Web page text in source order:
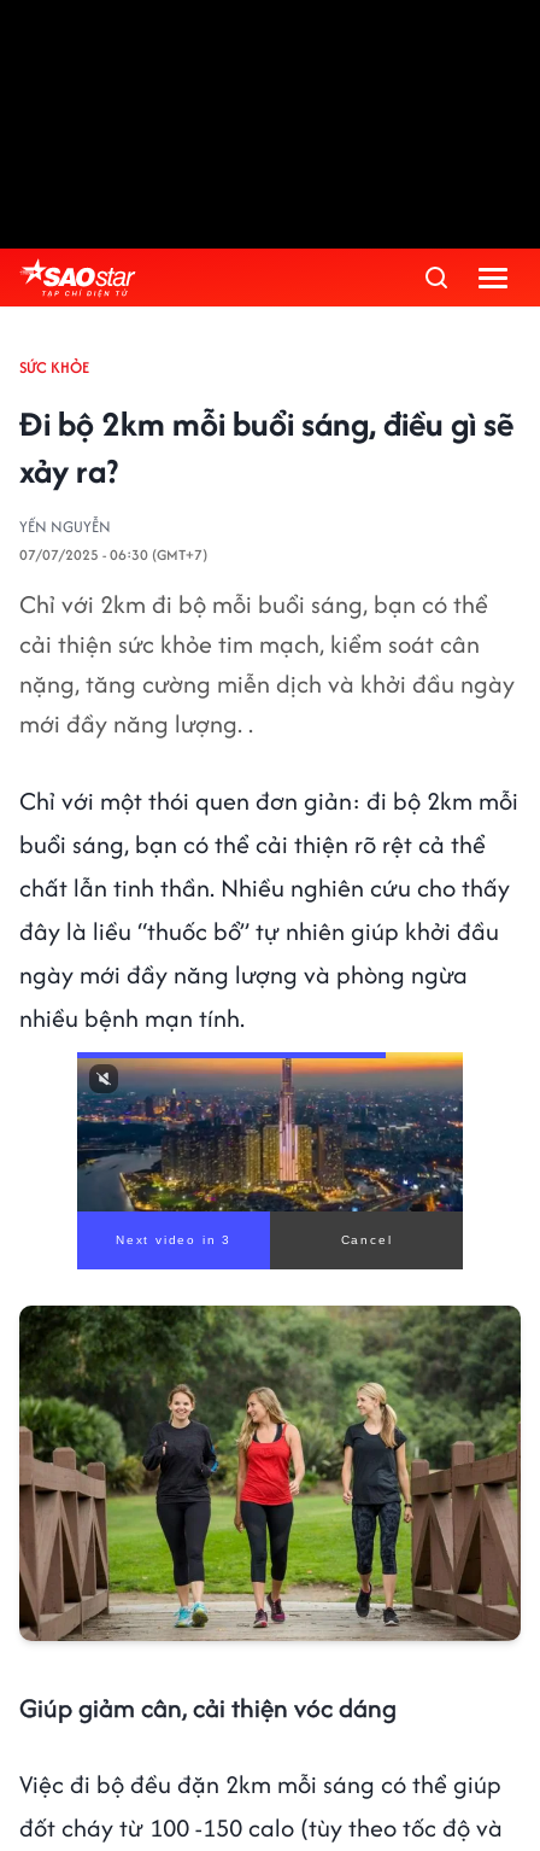
SỨC KHỎE
Đi bộ 2km mỗi buổi sáng, điều gì sẽ
xảy ra?
YẾN NGUYỄN
07/07/2025 - 06:30 (GMT+7)
Chỉ với 2km đi bộ mỗi buổi sáng, bạn có thể
cải thiện sức khỏe tim mạch, kiểm soát cân
nặng, tăng cường miễn dịch và khởi đầu ngày
mới đầy năng lượng. .
Chỉ với một thói quen đơn giản: đi bộ 2km mỗi
buổi sáng, bạn có thể cải thiện rõ rệt cả thể
chất lẫn tinh thần. Nhiều nghiên cứu cho thấy
đây là liều “thuốc bổ” tự nhiên giúp khởi đầu
ngày mới đầy năng lượng và phòng ngừa
nhiều bệnh mạn tính.
Giúp giảm cân, cải thiện vóc dáng
Việc đi bộ đều đặn 2km mỗi sáng có thể giúp
đốt cháy từ 100 -150 calo (tùy theo tốc độ và